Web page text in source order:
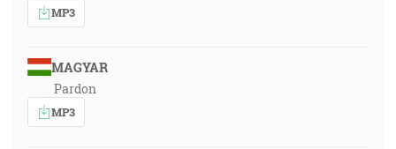
MP3
MAGYAR
Pardon
MP3